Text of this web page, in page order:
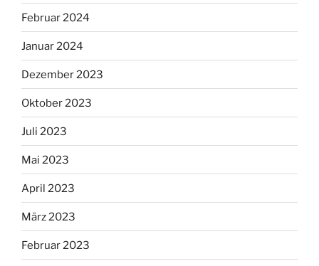
Februar 2024
Januar 2024
Dezember 2023
Oktober 2023
Juli 2023
Mai 2023
April 2023
März 2023
Februar 2023